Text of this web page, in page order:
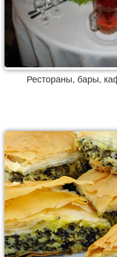
Рестораны, бары,